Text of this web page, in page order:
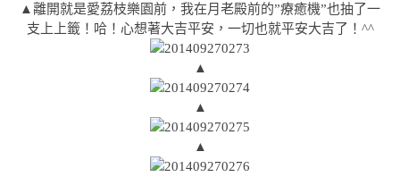
▲離開就是愛荔枝樂園前，我在月老殿前的”療癒機”也抽了一
支上上籤！哈！心想著大吉平安，一切也就平安大吉了！^^
▲
▲
▲